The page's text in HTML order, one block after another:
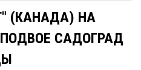
(КАНАДА) НА
САДОГРАД